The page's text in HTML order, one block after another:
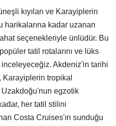
kıyıları ve Karayiplerin
harikalarına kadar uzanan
seçenekleriyle ünlüdür. Bu
tatil rotalarını ve lüks
Akdeniz'in tarihi
tropikal
egzotik
her tatil stilini
Costa Cruises'ın sunduğu